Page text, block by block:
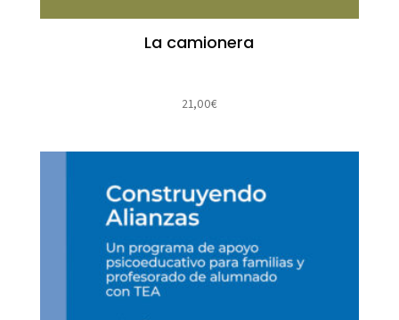
La camionera
21,00€